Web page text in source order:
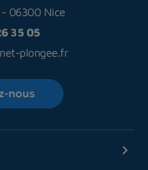
- 06300 Nice
35 05
plongee.fr
nous
